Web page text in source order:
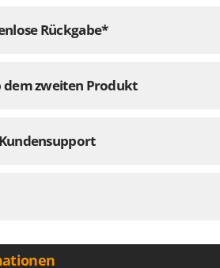
Rückgabe*
dem zweiten Produkt